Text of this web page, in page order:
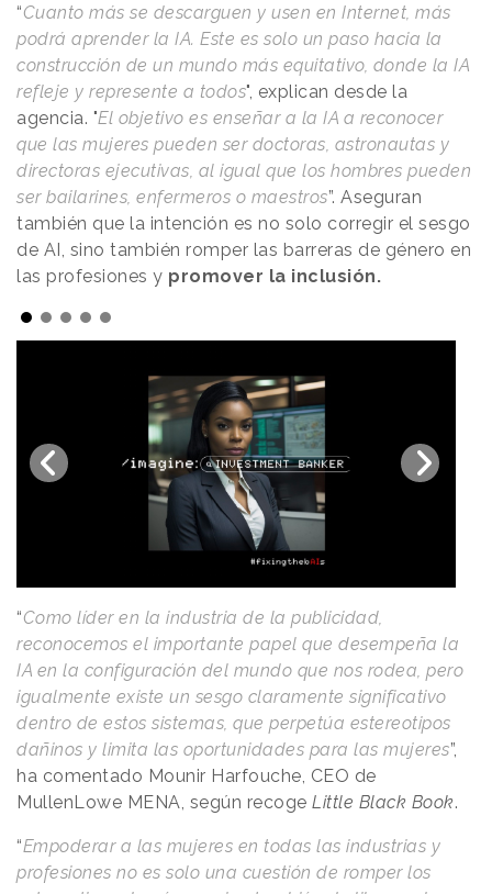
“Cuanto más se descarguen y usen en Internet, más
podrá aprender la IA. Este es solo un paso hacia la
construcción de un mundo más equitativo, donde la IA
refleje y represente a todos", explican desde la
agencia. "El objetivo es enseñar a la IA a reconocer
que las mujeres pueden ser doctoras, astronautas y
directoras ejecutivas, al igual que los hombres pueden
ser bailarines, enfermeros o maestros”. Aseguran
también que la intención es no solo corregir el sesgo
de AI, sino también romper las barreras de género en
las profesiones y promover la inclusión.
“Como líder en la industria de la publicidad,
reconocemos el importante papel que desempeña la
IA en la configuración del mundo que nos rodea, pero
igualmente existe un sesgo claramente significativo
dentro de estos sistemas, que perpetúa estereotipos
dañinos y limita las oportunidades para las mujeres”,
ha comentado Mounir Harfouche, CEO de
MullenLowe MENA, según recoge Little Black Book.
“Empoderar a las mujeres en todas las industrias y
profesiones no es solo una cuestión de romper los